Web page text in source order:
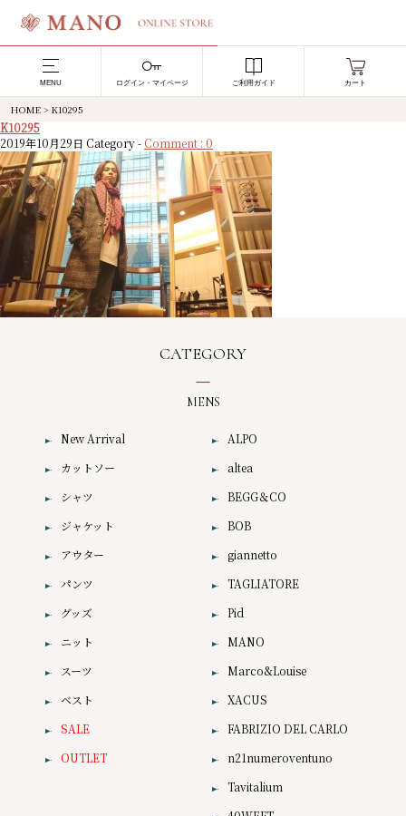
MENU ログイン・マイページ ご利用ガイド カート
HOME > K10295
K10295
2019年10月29日 Category - Comment : 0
CATEGORY
MENS
New Arrival
カットソー
シャツ
ジャケット
アウター
パンツ
グッズ
ニット
スーツ
ベスト
SALE
OUTLET
ALPO
altea
BEGG＆CO
BOB
giannetto
TAGLIATORE
Pid
MANO
Marco&Louise
XACUS
FABRIZIO DEL CARLO
n21numeroventuno
Tavitalium